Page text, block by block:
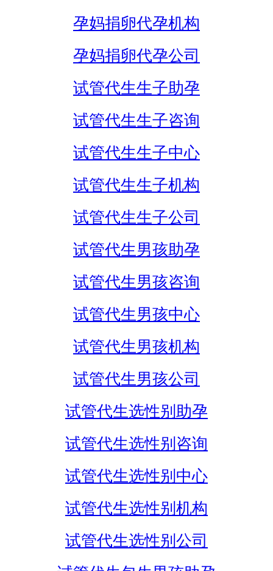
孕妈捐卵代孕机构
孕妈捐卵代孕公司
试管代生生子助孕
试管代生生子咨询
试管代生生子中心
试管代生生子机构
试管代生生子公司
试管代生男孩助孕
试管代生男孩咨询
试管代生男孩中心
试管代生男孩机构
试管代生男孩公司
试管代生选性别助孕
试管代生选性别咨询
试管代生选性别中心
试管代生选性别机构
试管代生选性别公司